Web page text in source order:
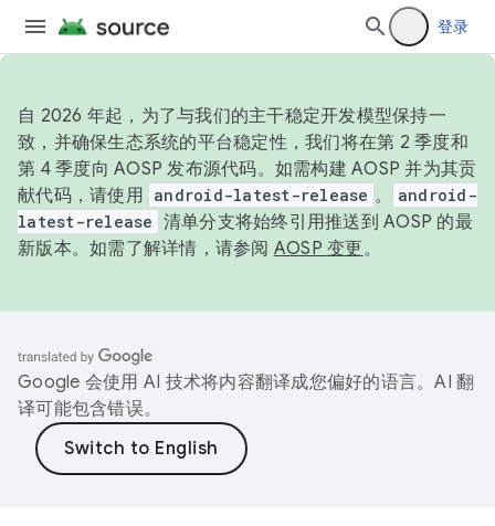
登录
自 2026 年起，为了与我们的主干稳定开发模型保持一
致，并确保生态系统的平台稳定性，我们将在第 2 季度和
第 4 季度向 AOSP 发布源代码。如需构建 AOSP 并为其贡
献代码，请使用 android-latest-release 。
android-
latest-release 清单分支将始终引用推送到 AOSP 的最
新版本。如需了解详情，请参阅 AOSP 变更。
Google 会使用 AI 技术将内容翻译成您偏好的语言。AI 翻
译可能包含错误。